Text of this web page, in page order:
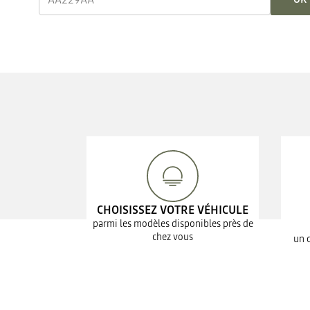
CHOISISSEZ VOTRE VÉHICULE
parmi les modèles disponibles près de
chez vous
un